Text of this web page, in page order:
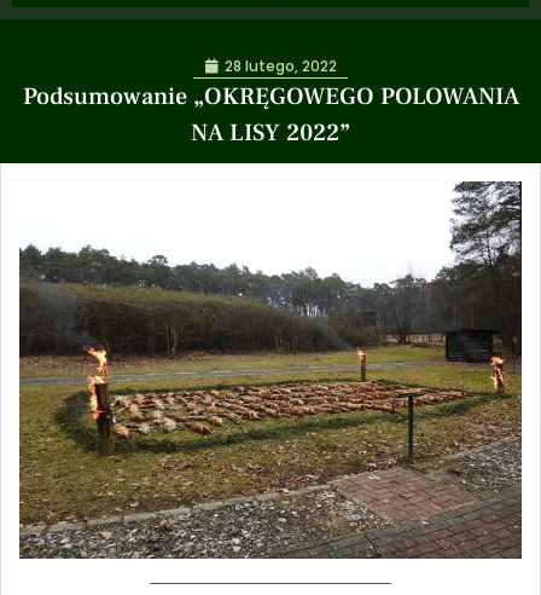
Podsumowanie „OKRĘGOWEGO POLOWANIA
NA LISY 2022”
28 lutego, 2022